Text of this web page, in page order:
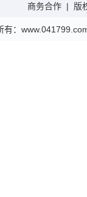
商务合作 | 版
有：